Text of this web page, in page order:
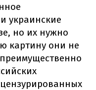
украинские
но их нужно
картину они не